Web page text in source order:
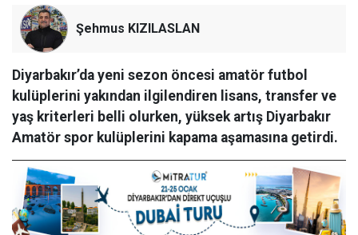
Şehmus KIZILASLAN
Diyarbakır’da yeni sezon öncesi amatör futbol
kulüplerini yakından ilgilendiren lisans, transfer ve
yaş kriterleri belli olurken, yüksek artış Diyarbakır
Amatör spor kulüplerini kapama aşamasına getirdi.